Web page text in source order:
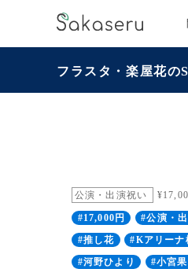
フラスタ・楽屋花の
公演・出演祝い
#17,000円 #公演・
#推し花
#Kアリーナ
#河野ひより
#小宮